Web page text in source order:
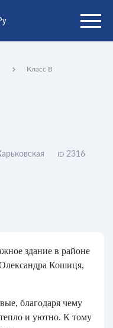
Класс B
ID 2316
здание в районе
Кошиця,
благодаря чему
и уютно. К тому